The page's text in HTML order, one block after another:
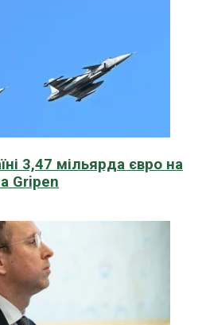
3,47 мільярда євро на
Gripen